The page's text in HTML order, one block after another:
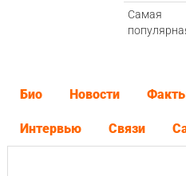
Самая
Био Новости
Интервью Связи